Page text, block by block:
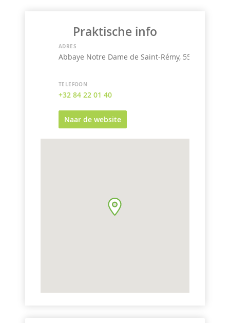
Praktische info
ADRES
Abbaye Notre Dame de Saint-Rémy, 5580
TELEFOON
+32 84 22 01 40
Naar de website